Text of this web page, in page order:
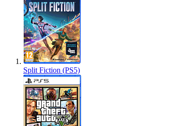
Split Fiction (PS5)